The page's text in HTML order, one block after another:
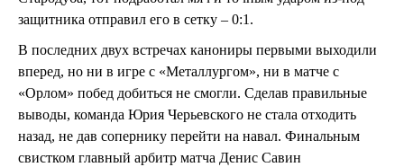
защитника отправил его в сетку – 0:1.
В последних двух встречах канониры первыми выходили
вперед, но ни в игре с «Металлургом», ни в матче с
«Орлом» побед добиться не смогли. Сделав правильные
выводы, команда Юрия Черьевского не стала отходить
назад, не дав сопернику перейти на навал. Финальным
свистком главный арбитр матча Денис Савин